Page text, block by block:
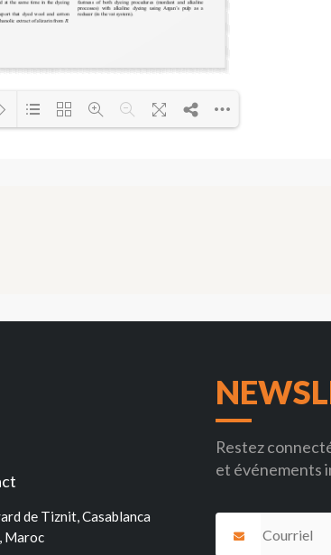
de Tiznit, Casablanca
Maroc
Restez
et événements